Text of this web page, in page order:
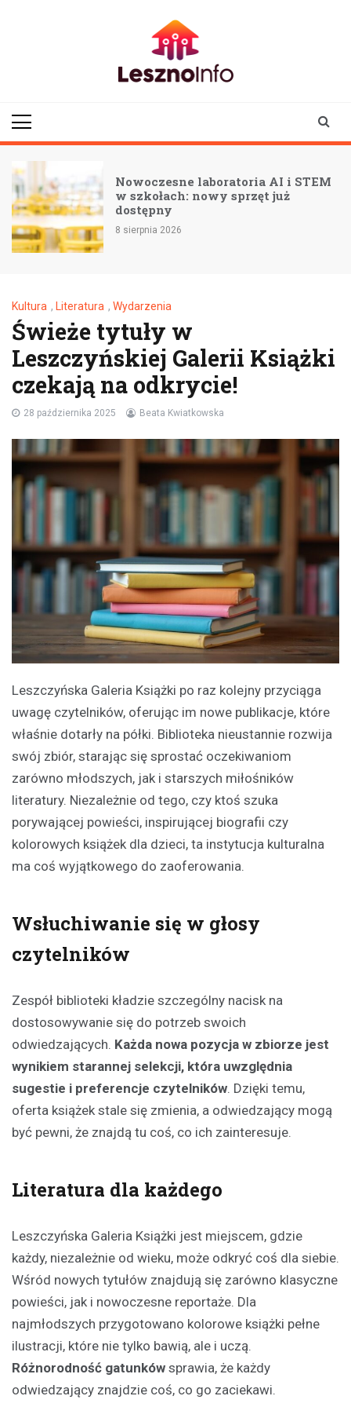
Nowoczesne laboratoria AI i STEM
w szkołach: nowy sprzęt już
dostępny
8 sierpnia 2026
Kultura , Literatura , Wydarzenia
Świeże tytuły w
Leszczyńskiej Galerii Książki
czekają na odkrycie!
28 października 2025 Beata Kwiatkowska
Leszczyńska Galeria Książki po raz kolejny przyciąga
uwagę czytelników, oferując im nowe publikacje, które
właśnie dotarły na półki. Biblioteka nieustannie rozwija
swój zbiór, starając się sprostać oczekiwaniom
zarówno młodszych, jak i starszych miłośników
literatury. Niezależnie od tego, czy ktoś szuka
porywającej powieści, inspirującej biografii czy
kolorowych książek dla dzieci, ta instytucja kulturalna
ma coś wyjątkowego do zaoferowania.
Wsłuchiwanie się w głosy
czytelników
Zespół biblioteki kładzie szczególny nacisk na
dostosowywanie się do potrzeb swoich
odwiedzających. Każda nowa pozycja w zbiorze jest
wynikiem starannej selekcji, która uwzględnia
sugestie i preferencje czytelników. Dzięki temu,
oferta książek stale się zmienia, a odwiedzający mogą
być pewni, że znajdą tu coś, co ich zainteresuje.
Literatura dla każdego
Leszczyńska Galeria Książki jest miejscem, gdzie
każdy, niezależnie od wieku, może odkryć coś dla siebie.
Wśród nowych tytułów znajdują się zarówno klasyczne
powieści, jak i nowoczesne reportaże. Dla
najmłodszych przygotowano kolorowe książki pełne
ilustracji, które nie tylko bawią, ale i uczą.
Różnorodność gatunków sprawia, że każdy
odwiedzający znajdzie coś, co go zaciekawi.